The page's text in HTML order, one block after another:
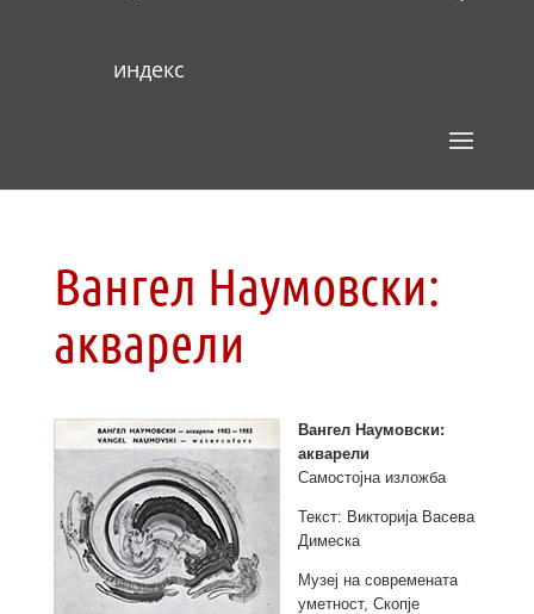
индекс
Вангел Наумовски:
акварели
Вангел Наумовски:
акварели
Самостојна изложба
Текст: Викторија Васева
Димеска
Музеј на современата
уметност, Скопје